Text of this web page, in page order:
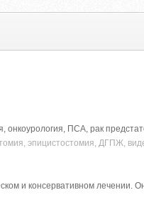
онкоурология, ПСА, рак
эпицистостомия, ДГПЖ,
и консервативном лечении.